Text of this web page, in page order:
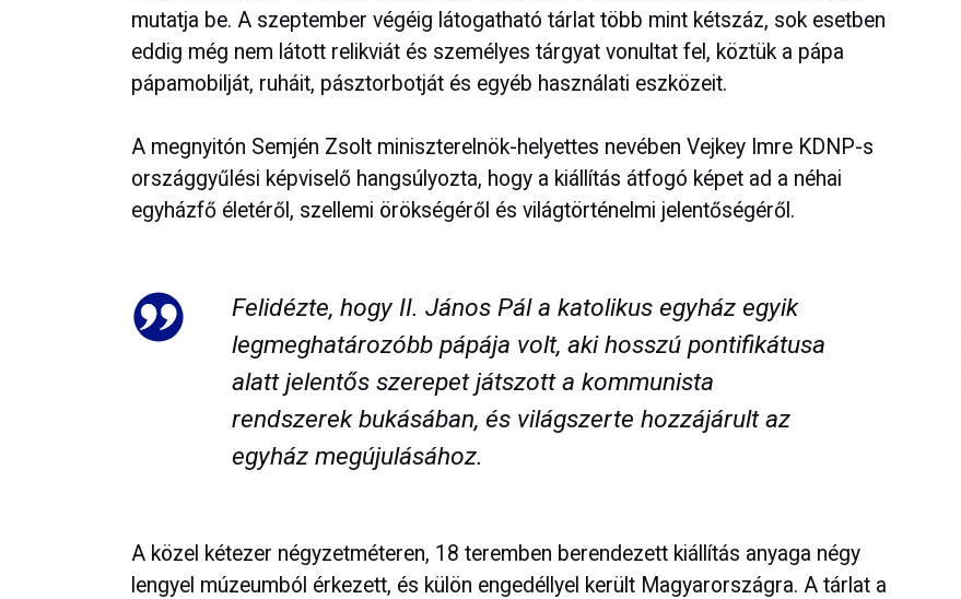
mutatja be. A szeptember végéig látogatható tárlat több mint kétszáz, sok esetben
eddig még nem látott relikviát és személyes tárgyat vonultat fel, köztük a pápa
pápamobilját, ruháit, pásztorbotját és egyéb használati eszközeit.
A megnyitón Semjén Zsolt miniszterelnök-helyettes nevében Vejkey Imre KDNP-s
országgyűlési képviselő hangsúlyozta, hogy a kiállítás átfogó képet ad a néhai
egyházfő életéről, szellemi örökségéről és világtörténelmi jelentőségéről.
Felidézte, hogy II. János Pál a katolikus egyház egyik
legmeghatározóbb pápája volt, aki hosszú pontifikátusa
alatt jelentős szerepet játszott a kommunista
rendszerek bukásában, és világszerte hozzájárult az
egyház megújulásához.
A közel kétezer négyzetméteren, 18 teremben berendezett kiállítás anyaga négy
lengyel múzeumból érkezett, és külön engedéllyel került Magyarországra. A tárlat a